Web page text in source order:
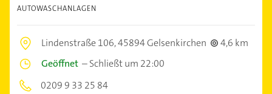
AUTOWASCHANLAGEN
Lindenstraße 106,45894 Gelsenkirchen
4,6 km
Geöffnet –Schließt um 22:00
0209 9 33 25 84